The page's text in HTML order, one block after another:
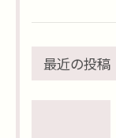
最近の投稿